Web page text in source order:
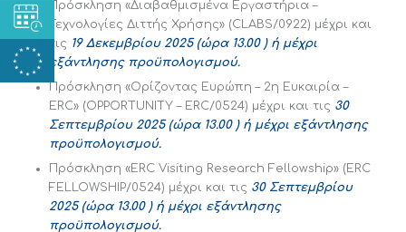
Πρόσκληση «Διαβαθμισμένα Εργαστήρια –
Τεχνολογίες Διττής Χρήσης» (CLABS/0922) μέχρι και
τις 19 Δεκεμβρίου 2025 (ώρα 13.00 ) ή μέχρι
εξάντλησης προϋπολογισμού.
Πρόσκληση «Ορίζοντας Ευρώπη – 2η Ευκαιρία –
ERC» (OPPORTUNITY – ERC/0524) μέχρι και τις 30
Σεπτεμβρίου 2025 (ώρα 13.00 ) ή μέχρι εξάντλησης
προϋπολογισμού.
Πρόσκληση «ERC Visiting Research Fellowship» (ERC
FELLOWSHIP/0524) μέχρι και τις 30 Σεπτεμβρίου
2025 (ώρα 13.00 ) ή μέχρι εξάντλησης
προϋπολογισμού.